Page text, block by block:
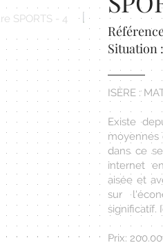
Situation
ISÈRE :
Existe
moyennes
dans ce
internet
aisée et
sur
significatif.
Prix: